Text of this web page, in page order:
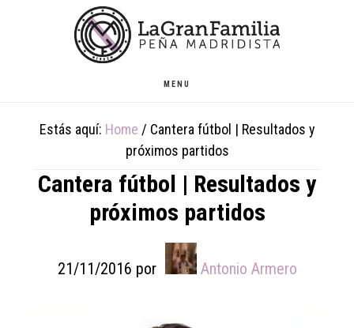
MENU
Estás aquí: Home / Cantera fútbol | Resultados y
próximos partidos
Cantera fútbol | Resultados y
próximos partidos
21/11/2016 por Antonio Armero